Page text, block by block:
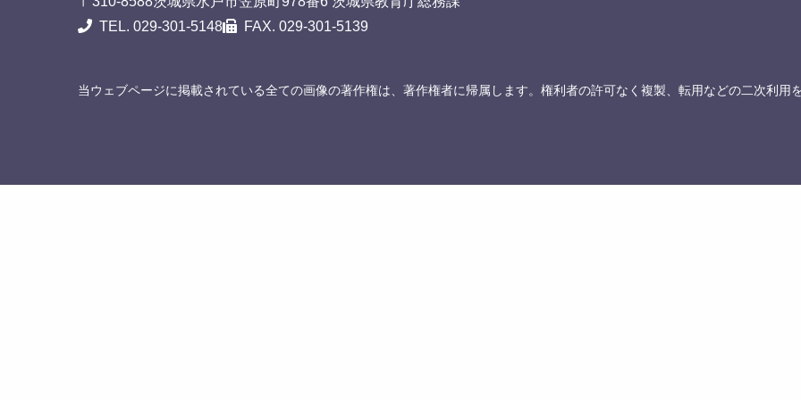
TEL. 029-301-5148
FAX. 029-301-5139
当ウェブページに掲載されている全ての画像の著作権は、著作権者に帰属します。権利者の許可なく複製、転用などの二次利用